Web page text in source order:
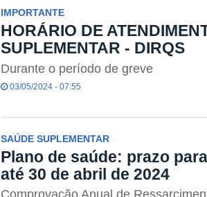
IMPORTANTE
HORÁRIO DE
SUPLEMENTAR - DIRQS
Durante o período de greve
03/05/2024 - 07:55
SAÚDE SUPLEMENTAR
Plano de saúde: prazo
até 30 de abril de 2024